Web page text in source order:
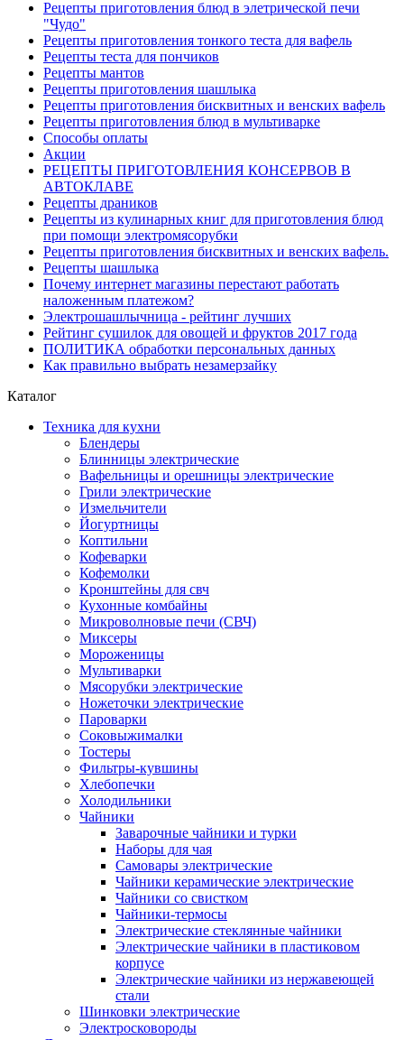
Рецепты приготовления блюд в элетрической печи
"Чудо"
Рецепты приготовления тонкого теста для вафель
Рецепты теста для пончиков
Рецепты мантов
Рецепты приготовления шашлыка
Рецепты приготовления бисквитных и венских вафель
Рецепты приготовления блюд в мультиварке
Способы оплаты
Акции
РЕЦЕПТЫ ПРИГОТОВЛЕНИЯ КОНСЕРВОВ В
АВТОКЛАВЕ
Рецепты драников
Рецепты из кулинарных книг для приготовления блюд
при помощи электромясорубки
Рецепты приготовления бисквитных и венских вафель.
Рецепты шашлыка
Почему интернет магазины перестают работать
наложенным платежом?
Электрошашлычница - рейтинг лучших
Рейтинг сушилок для овощей и фруктов 2017 года
ПОЛИТИКА обработки персональных данных
Как правильно выбрать незамерзайку
Каталог
Техника для кухни
Блендеры
Блинницы электрические
Вафельницы и орешницы электрические
Грили электрические
Измельчители
Йогуртницы
Коптильни
Кофеварки
Кофемолки
Кронштейны для свч
Кухонные комбайны
Микроволновые печи (СВЧ)
Миксеры
Мороженицы
Мультиварки
Мясорубки электрические
Ножеточки электрические
Пароварки
Соковыжималки
Тостеры
Фильтры-кувшины
Хлебопечки
Холодильники
Чайники
Заварочные чайники и турки
Наборы для чая
Самовары электрические
Чайники керамические электрические
Чайники со свистком
Чайники-термосы
Электрические стеклянные чайники
Электрические чайники в пластиковом
корпусе
Электрические чайники из нержавеющей
стали
Шинковки электрические
Электросковороды